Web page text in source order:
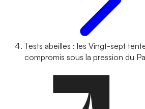
Tests abeilles : les Vingt-sept
compromis sous la pression du